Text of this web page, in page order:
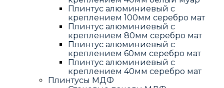
Плинтус алюминиевый с
креплением 100мм серебро мат
Плинтус алюминиевый с
креплением 80мм серебро мат
Плинтус алюминиевый с
креплением 60мм серебро мат
Плинтус алюминиевый с
креплением 40мм серебро мат
Плинтусы МДФ